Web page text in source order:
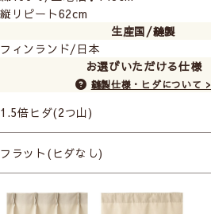
縦リピート62cm
生産国/縫製
フィンランド/日本
お選びいただける仕様
縫製仕様・ヒダについて >
1.5倍ヒダ(2つ山)
├プレミアム縫製
フラット(ヒダなし)
├プレミアム縫製